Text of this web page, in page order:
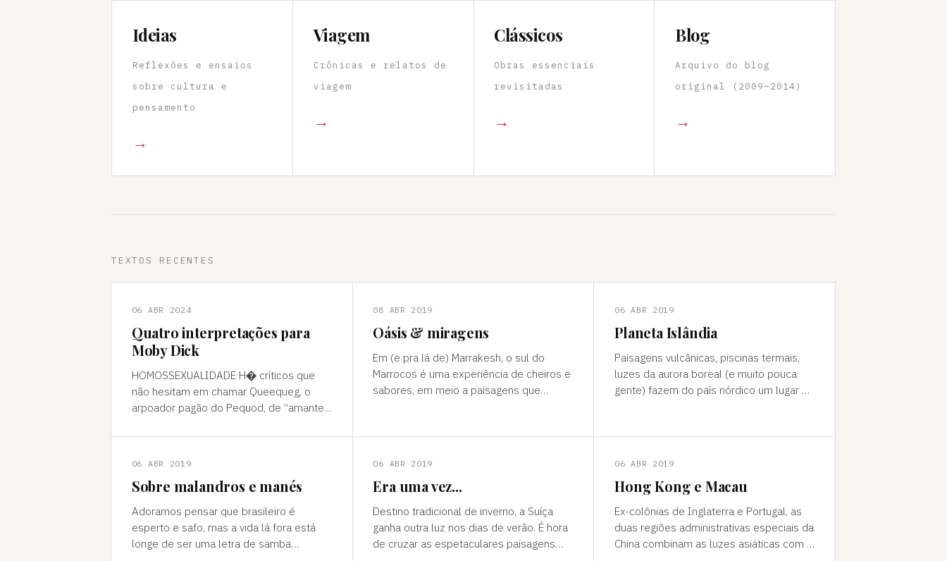
Ideias
Reflexões e ensaios
sobre cultura e
pensamento
→
Viagem
Crônicas e relatos de
viagem
→
Clássicos
Obras essenciais
revisitadas
→
Blog
Arquivo do blog
original (2009–2014)
→
TEXTOS RECENTES
06 ABR 2024
Quatro interpretações para
Moby Dick
HOMOSSEXUALIDADE H� críticos que
não hesitam em chamar Queequeg, o
arpoador pagão do Pequod, de “amante”
pode ser contestada, mas é compreens
08 ABR 2019
Oásis & miragens
Em (e pra lá de) Marrakesh, o sul do
Marrocos é uma experiência de cheiros e
sabores, em meio a paisagens que
06 ABR 2019
Planeta Islândia
Paisagens vulcânicas, piscinas termais,
luzes da aurora boreal (e muito pouca
gente) fazem do país nórdico um lugar de
06 ABR 2019
Sobre malandros e manés
Adoramos pensar que brasileiro é
esperto e safo, mas a vida lá fora está
longe de ser uma letra de samba
06 ABR 2019
Era uma vez...
Destino tradicional de inverno, a Suíça
ganha outra luz nos dias de verão. É hora
de cruzar as espetaculares paisagens
06 ABR 2019
Hong Kong e Macau
Ex-colônias de Inglaterra e Portugal, as
duas regiões administrativas especiais da
China combinam as luzes asiáticas com o